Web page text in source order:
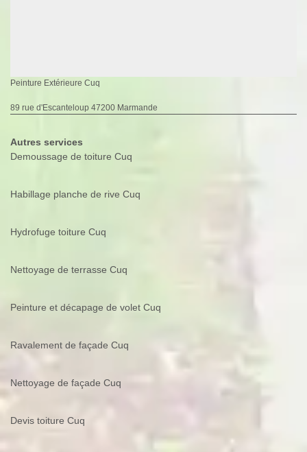
Peinture Extérieure Cuq
89 rue d'Escanteloup 47200 Marmande
Autres services
Demoussage de toiture Cuq
Habillage planche de rive Cuq
Hydrofuge toiture Cuq
Nettoyage de terrasse Cuq
Peinture et décapage de volet Cuq
Ravalement de façade Cuq
Nettoyage de façade Cuq
Devis toiture Cuq